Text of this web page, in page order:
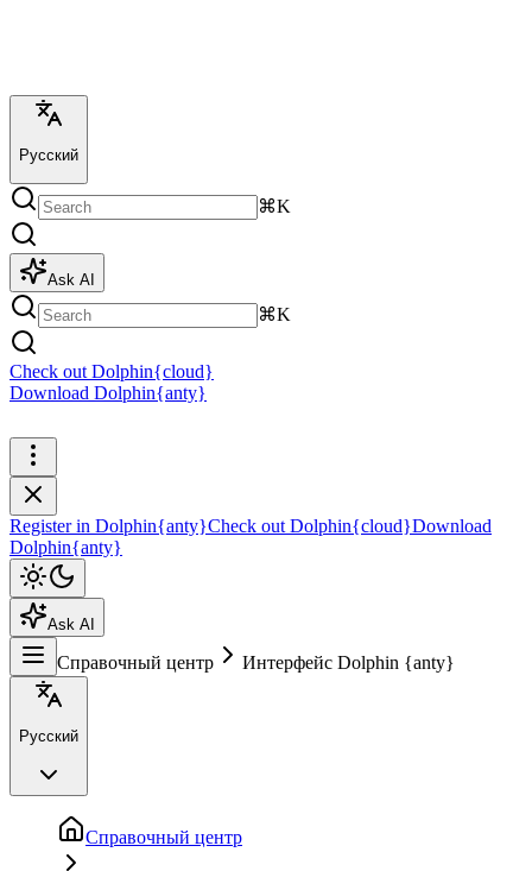
Русский
⌘K
Ask AI
⌘K
Check out Dolphin{cloud}
Download Dolphin{anty}
Register in Dolphin{anty}Check out Dolphin{cloud}Download
Dolphin{anty}
Ask AI
Справочный центр Интерфейс Dolphin {anty}
Русский
Справочный центр